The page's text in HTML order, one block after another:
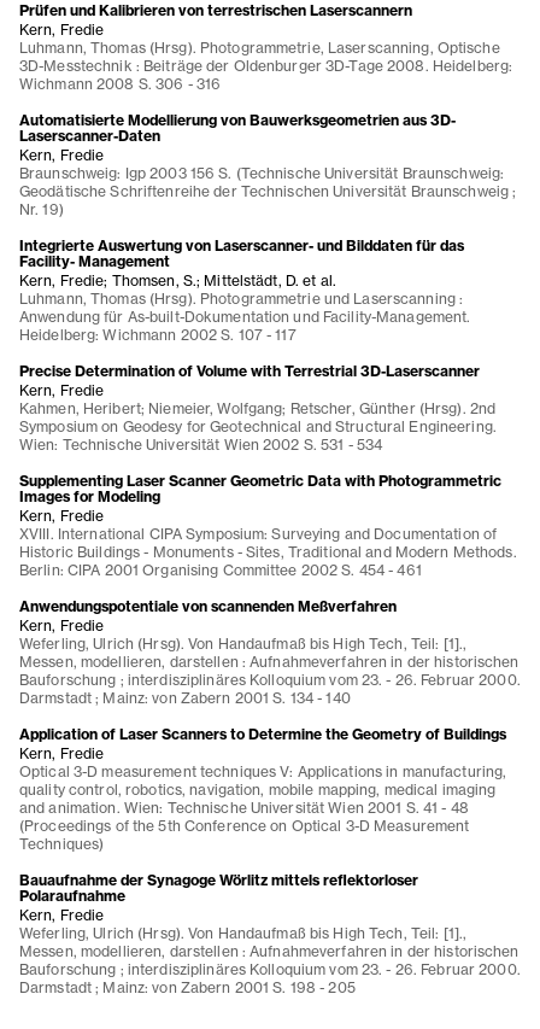
Prüfen und Kalibrieren von terrestrischen Laserscannern
Kern, Fredie
Luhmann, Thomas (Hrsg). Photogrammetrie, Laserscanning, Optische
3D-Messtechnik : Beiträge der Oldenburger 3D-Tage 2008. Heidelberg:
Wichmann 2008 S. 306 - 316
Automatisierte Modellierung von Bauwerksgeometrien aus 3D-
Laserscanner-Daten
Kern, Fredie
Braunschweig: Igp 2003 156 S. (Technische Universität Braunschweig:
Geodätische Schriftenreihe der Technischen Universität Braunschweig ;
Nr. 19)
Integrierte Auswertung von Laserscanner- und Bilddaten für das
Facility- Management
Kern, Fredie; Thomsen, S.; Mittelstädt, D. et al.
Luhmann, Thomas (Hrsg). Photogrammetrie und Laserscanning :
Anwendung für As-built-Dokumentation und Facility-Management.
Heidelberg: Wichmann 2002 S. 107 - 117
Precise Determination of Volume with Terrestrial 3D-Laserscanner
Kern, Fredie
Kahmen, Heribert; Niemeier, Wolfgang; Retscher, Günther (Hrsg). 2nd
Symposium on Geodesy for Geotechnical and Structural Engineering.
Wien: Technische Universität Wien 2002 S. 531 - 534
Supplementing Laser Scanner Geometric Data with Photogrammetric
Images for Modeling
Kern, Fredie
XVIII. International CIPA Symposium: Surveying and Documentation of
Historic Buildings - Monuments - Sites, Traditional and Modern Methods.
Berlin: CIPA 2001 Organising Committee 2002 S. 454 - 461
Anwendungspotentiale von scannenden Meßverfahren
Kern, Fredie
Weferling, Ulrich (Hrsg). Von Handaufmaß bis High Tech, Teil: [1].,
Messen, modellieren, darstellen : Aufnahmeverfahren in der historischen
Bauforschung ; interdisziplinäres Kolloquium vom 23. - 26. Februar 2000.
Darmstadt ; Mainz: von Zabern 2001 S. 134 - 140
Application of Laser Scanners to Determine the Geometry of Buildings
Kern, Fredie
Optical 3-D measurement techniques V: Applications in manufacturing,
quality control, robotics, navigation, mobile mapping, medical imaging
and animation. Wien: Technische Universität Wien 2001 S. 41 - 48
(Proceedings of the 5th Conference on Optical 3-D Measurement
Techniques)
Bauaufnahme der Synagoge Wörlitz mittels reflektorloser
Polaraufnahme
Kern, Fredie
Weferling, Ulrich (Hrsg). Von Handaufmaß bis High Tech, Teil: [1].,
Messen, modellieren, darstellen : Aufnahmeverfahren in der historischen
Bauforschung ; interdisziplinäres Kolloquium vom 23. - 26. Februar 2000.
Darmstadt ; Mainz: von Zabern 2001 S. 198 - 205